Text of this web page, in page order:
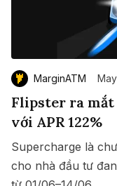
MarginATM
Flipster ra
với APR 122%
Supercharge là
cho nhà đầu tư